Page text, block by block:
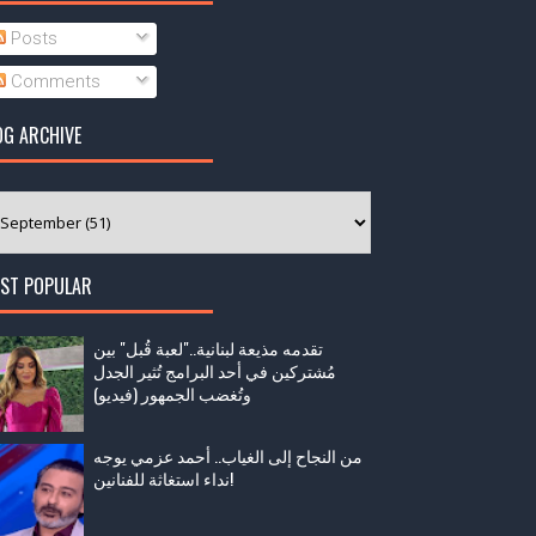
Posts
Comments
ARCHIVE
POPULAR
تقدمه مذيعة لبنانية.."لعبة قُبل" بين
مُشتركين في أحد البرامج تُثير الجدل
وتُغضب الجمهور (فيديو)
من النجاح إلى الغياب.. أحمد عزمي يوجه
نداء استغاثة للفنانين!